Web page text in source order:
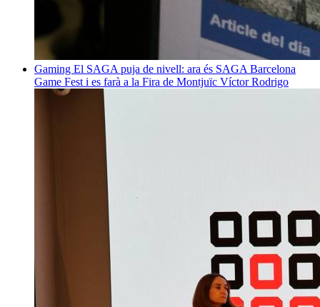
Gaming El SAGA puja de nivell: ara és SAGA Barcelona
Game Fest i es farà a la Fira de Montjuïc Víctor Rodrigo